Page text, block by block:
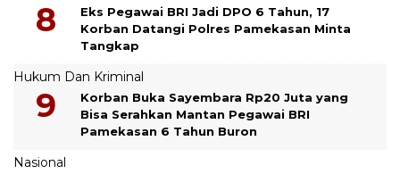
Eks Pegawai BRI Jadi DPO 6 Tahun, 17
Korban Datangi Polres Pamekasan Minta
Tangkap
Hukum Dan Kriminal
Korban Buka Sayembara Rp20 Juta yang
Bisa Serahkan Mantan Pegawai BRI
Pamekasan 6 Tahun Buron
Nasional